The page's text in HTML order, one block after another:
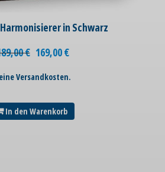
in Schwarz
€ 169,00€
Versandkosten.
In den Warenkorb